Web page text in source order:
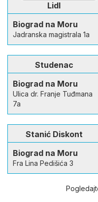
Lidl
Biograd na Moru
Jadranska magistrala 1a
Studenac
Biograd na Moru
Ulica dr. Franje Tuđmana
7a
Stanić Diskont
Biograd na Moru
Fra Lina Pedišića 3